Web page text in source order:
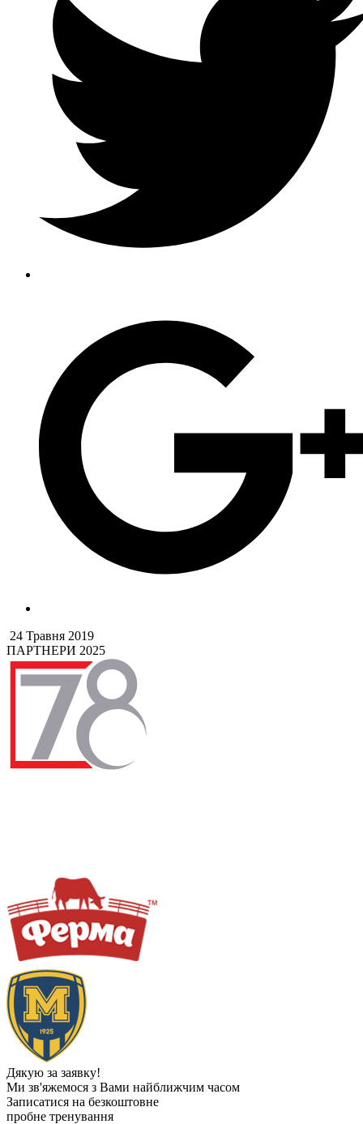
24 Травня 2019
ПАРТНЕРИ 2025
Дякую за заявку!
Ми зв'яжемося з Вами найближчим часом
Записатися на безкоштовне
пробне тренування